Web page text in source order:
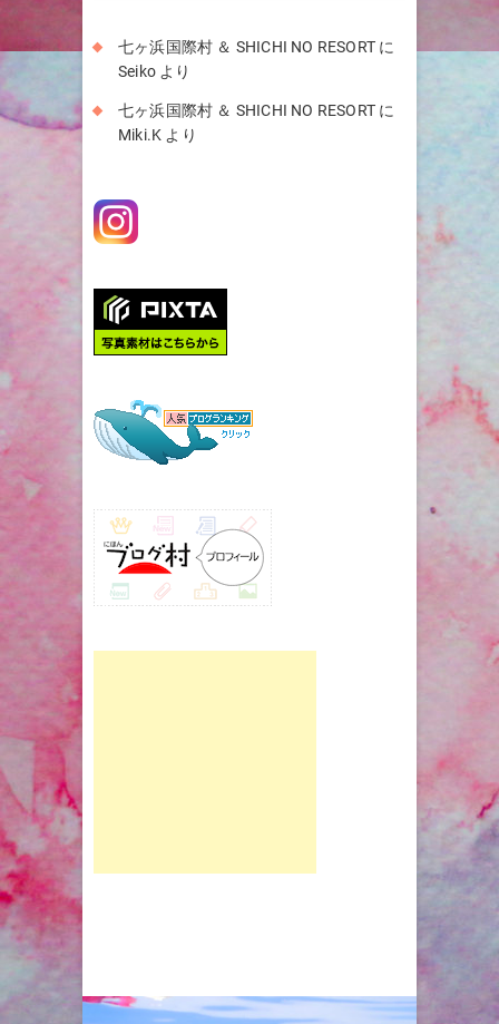
七ヶ浜国際村 ＆ SHICHI NO RESORT に
Seiko より
七ヶ浜国際村 ＆ SHICHI NO RESORT に
Miki.K より